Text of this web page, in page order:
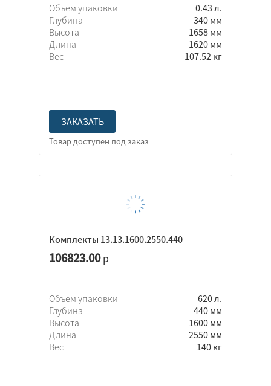
Объем упаковки
0.43 л.
Глубина
340 мм
Высота
1658 мм
Длина
1620 мм
Вес
107.52 кг
ЗАКАЗАТЬ
Комплекты 13.13.1600.2550.440
106823.00р
Объем упаковки
620 л.
Глубина
440 мм
Высота
1600 мм
Длина
2550 мм
Вес
140 кг